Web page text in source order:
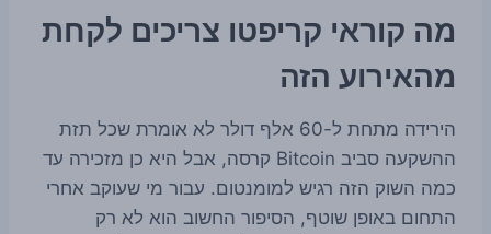
מה קוראי קריפטו צריכים לקחת
מהאירוע הזה
הירידה מתחת ל-60 אלף דולר לא אומרת שכל תזת
ההשקעה סביב Bitcoin קרסה, אבל היא כן מזכירה עד
כמה השוק הזה רגיש למומנטום. עבור מי שעוקב אחרי
התחום באופן שוטף, הסיפור החשוב הוא לא רק